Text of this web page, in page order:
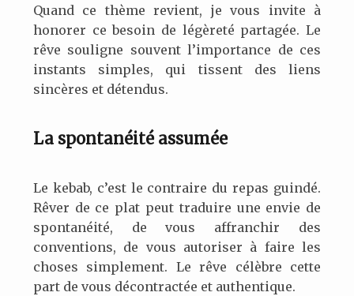
Quand ce thème revient, je vous invite à
honorer ce besoin de légèreté partagée. Le
rêve souligne souvent l’importance de ces
instants simples, qui tissent des liens
sincères et détendus.
La spontanéité assumée
Le kebab, c’est le contraire du repas guindé.
Rêver de ce plat peut traduire une envie de
spontanéité, de vous affranchir des
conventions, de vous autoriser à faire les
choses simplement. Le rêve célèbre cette
part de vous décontractée et authentique.